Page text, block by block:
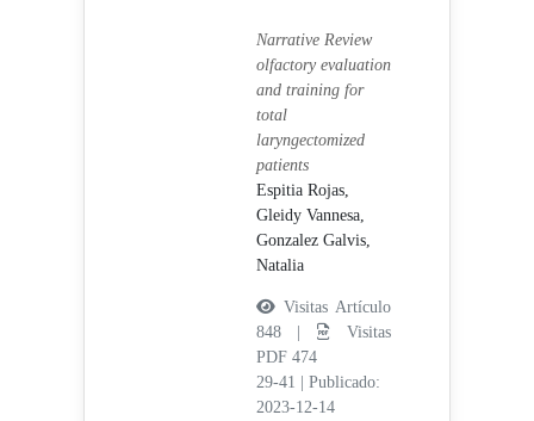
Narrative Review
olfactory evaluation
and training for
total
laryngectomized
patients
Espitia Rojas,
Gleidy Vannesa,
Gonzalez Galvis,
Natalia
Visitas Artículo
848 |
Visitas
PDF 474
29-41
Publicado:
2023-12-14